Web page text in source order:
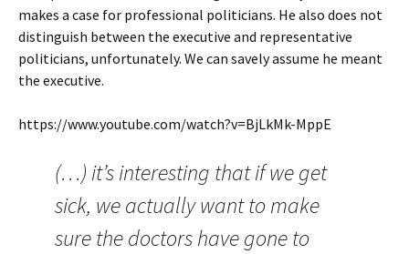
makes a case for professional politicians. He also does not
distinguish between the executive and representative
politicians, unfortunately. We can savely assume he meant
the executive.
https://www.youtube.com/watch?v=BjLkMk-MppE
(…) it’s interesting that if we get
sick, we actually want to make
sure the doctors have gone to